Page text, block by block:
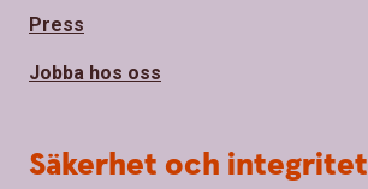
Press
Jobba hos oss
Säkerhet och integritet